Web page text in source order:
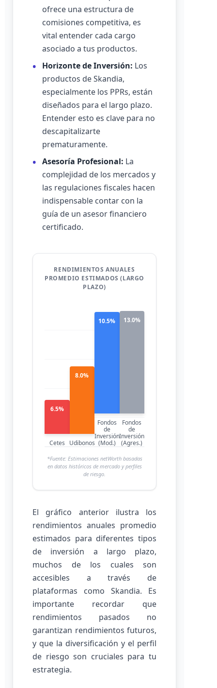
ofrece una estructura de
comisiones competitiva, es
vital entender cada cargo
asociado a tus productos.
Horizonte de Inversión: Los
productos de Skandia,
especialmente los PPRs, están
diseñados para el largo plazo.
Entender esto es clave para no
descapitalizarte
prematuramente.
Asesoría Profesional: La
complejidad de los mercados y
las regulaciones fiscales hacen
indispensable contar con la
guía de un asesor financiero
certificado.
RENDIMIENTOS ANUALES
PROMEDIO ESTIMADOS (LARGO
PLAZO)
6.5%
Cetes
8.0%
Udibonos
10.5%
Fondos
de
Inversión
(Mod.)
13.0%
Fondos
de
Inversión
(Agres.)
*Fuente: Estimaciones netWorth basadas
en datos históricos de mercado y perfiles
de riesgo.
El gráfico anterior ilustra los
rendimientos anuales promedio
estimados para diferentes tipos
de inversión a largo plazo,
muchos de los cuales son
accesibles a través de
plataformas como Skandia. Es
importante recordar que
rendimientos pasados no
garantizan rendimientos futuros,
y que la diversificación y el perfil
de riesgo son cruciales para tu
estrategia.